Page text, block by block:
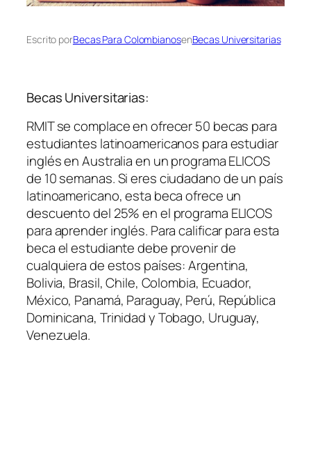
Escrito porBecas Para ColombianosenBecas Universitarias
Becas Universitarias:
RMIT se complace en ofrecer 50 becas para
estudiantes latinoamericanos para estudiar
inglés en Australia en un programa ELICOS
de 10 semanas. Si eres ciudadano de un país
latinoamericano, esta beca ofrece un
descuento del 25% en el programa ELICOS
para aprender inglés. Para calificar para esta
beca el estudiante debe provenir de
cualquiera de estos países: Argentina,
Bolivia, Brasil, Chile, Colombia, Ecuador,
México, Panamá, Paraguay, Perú, República
Dominicana, Trinidad y Tobago, Uruguay,
Venezuela.